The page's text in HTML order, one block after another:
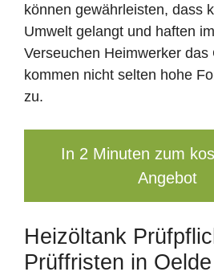
können gewährleisten, dass
Umwelt gelangt und haften
Verseuchen Heimwerker das
kommen nicht selten hohe
zu.
In 2 Minuten zum
Angebot
Heizöltank
Prüffristen in